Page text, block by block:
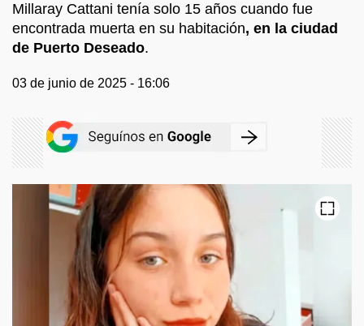
Millaray Cattani tenía solo 15 años cuando fue
encontrada muerta en su habitación, en la ciudad
de Puerto Deseado.
03 de junio de 2025 - 16:06